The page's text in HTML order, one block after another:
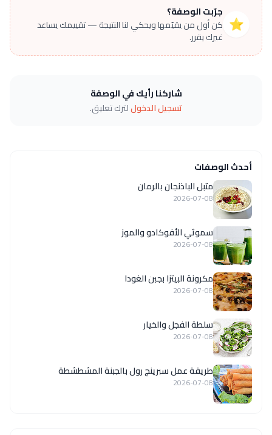
⭐
جرّبت الوصفة؟
كن أول من يقيّمها ويحكي لنا النتيجة — تقييمك يساعد
غيرك يقرر.
شاركنا رأيك في الوصفة
تسجيل الدخوللترك تعليق.
أحدث الوصفات
متبل الباذنجان بالرمان
2026-07-08
سموثي الأفوكادو والموز
2026-07-08
مكرونة البيتزا بجبن الغودا
2026-07-08
سلطة الفجل والخيار
2026-07-08
طريقة عمل سبرينج رول بالجبنة المشطشطة
2026-07-08